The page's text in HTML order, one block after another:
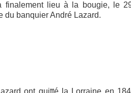
lieu à la bougie, le
du banquier André Lazard.